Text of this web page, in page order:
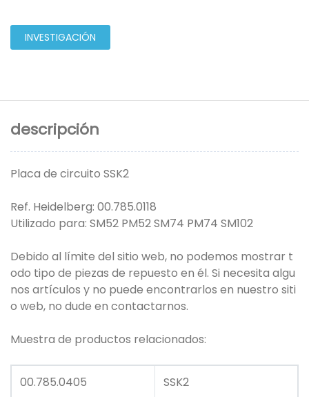
INVESTIGACIÓN
descripción
Placa de circuito SSK2
Ref. Heidelberg: 00.785.0118
Utilizado para: SM52 PM52 SM74 PM74 SM102
Debido al límite del sitio web, no podemos mostrar t
odo tipo de piezas de repuesto en él. Si necesita algu
nos artículos y no puede encontrarlos en nuestro siti
o web, no dude en contactarnos.
Muestra de productos relacionados:
00.785.0405 SSK2